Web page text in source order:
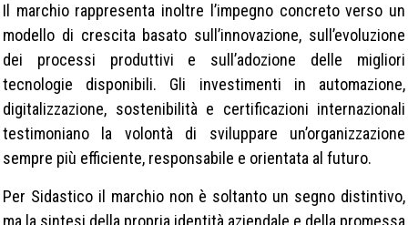
Il marchio rappresenta inoltre l’impegno concreto verso un
modello di crescita basato sull’innovazione, sull’evoluzione
dei processi produttivi e sull’adozione delle migliori
tecnologie disponibili. Gli investimenti in automazione,
digitalizzazione, sostenibilità e certificazioni internazionali
testimoniano la volontà di sviluppare un’organizzazione
sempre più efficiente, responsabile e orientata al futuro.
Per Sidastico il marchio non è soltanto un segno distintivo,
ma la sintesi della propria identità aziendale e della promessa